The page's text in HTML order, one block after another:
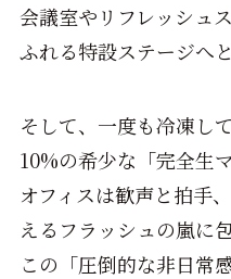
会議室やリフレッシュ
ふれる特設ステージへ
そして、一度も冷凍し
10%の希少な「完全生
オフィスは歓声と拍手
えるフラッシュの嵐に
この「圧倒的な非日常